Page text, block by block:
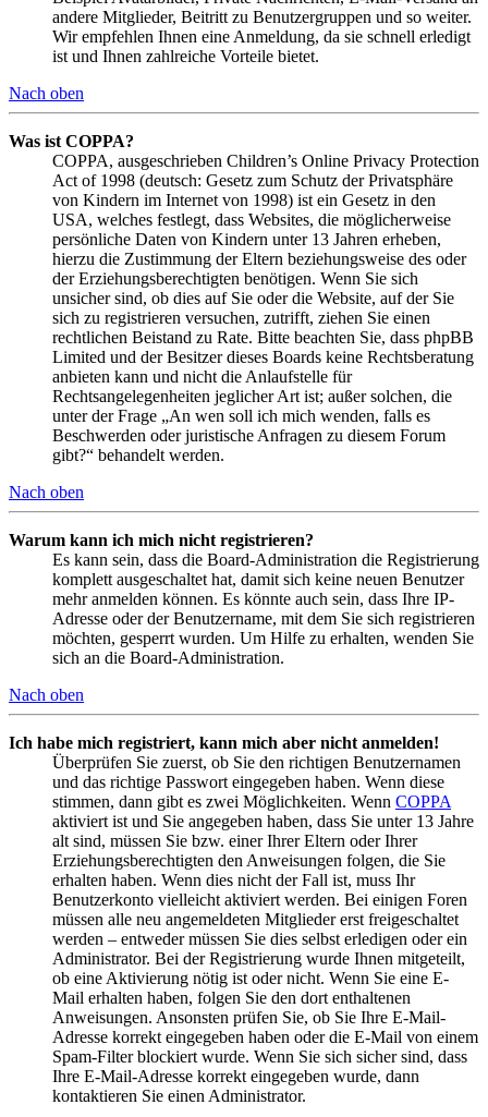
andere Mitglieder, Beitritt zu Benutzergruppen und so weiter.
Wir empfehlen Ihnen eine Anmeldung, da sie schnell erledigt
ist und Ihnen zahlreiche Vorteile bietet.
Nach oben
Was ist COPPA?
COPPA, ausgeschrieben Children’s Online Privacy Protection
Act of 1998 (deutsch: Gesetz zum Schutz der Privatsphäre
von Kindern im Internet von 1998) ist ein Gesetz in den
USA, welches festlegt, dass Websites, die möglicherweise
persönliche Daten von Kindern unter 13 Jahren erheben,
hierzu die Zustimmung der Eltern beziehungsweise des oder
der Erziehungsberechtigten benötigen. Wenn Sie sich
unsicher sind, ob dies auf Sie oder die Website, auf der Sie
sich zu registrieren versuchen, zutrifft, ziehen Sie einen
rechtlichen Beistand zu Rate. Bitte beachten Sie, dass phpBB
Limited und der Besitzer dieses Boards keine Rechtsberatung
anbieten kann und nicht die Anlaufstelle für
Rechtsangelegenheiten jeglicher Art ist; außer solchen, die
unter der Frage „An wen soll ich mich wenden, falls es
Beschwerden oder juristische Anfragen zu diesem Forum
gibt?“ behandelt werden.
Nach oben
Warum kann ich mich nicht registrieren?
Es kann sein, dass die Board-Administration die Registrierung
komplett ausgeschaltet hat, damit sich keine neuen Benutzer
mehr anmelden können. Es könnte auch sein, dass Ihre IP-
Adresse oder der Benutzername, mit dem Sie sich registrieren
möchten, gesperrt wurden. Um Hilfe zu erhalten, wenden Sie
sich an die Board-Administration.
Nach oben
Ich habe mich registriert, kann mich aber nicht anmelden!
Überprüfen Sie zuerst, ob Sie den richtigen Benutzernamen
und das richtige Passwort eingegeben haben. Wenn diese
stimmen, dann gibt es zwei Möglichkeiten. Wenn COPPA
aktiviert ist und Sie angegeben haben, dass Sie unter 13 Jahre
alt sind, müssen Sie bzw. einer Ihrer Eltern oder Ihrer
Erziehungsberechtigten den Anweisungen folgen, die Sie
erhalten haben. Wenn dies nicht der Fall ist, muss Ihr
Benutzerkonto vielleicht aktiviert werden. Bei einigen Foren
müssen alle neu angemeldeten Mitglieder erst freigeschaltet
werden – entweder müssen Sie dies selbst erledigen oder ein
Administrator. Bei der Registrierung wurde Ihnen mitgeteilt,
ob eine Aktivierung nötig ist oder nicht. Wenn Sie eine E-
Mail erhalten haben, folgen Sie den dort enthaltenen
Anweisungen. Ansonsten prüfen Sie, ob Sie Ihre E-Mail-
Adresse korrekt eingegeben haben oder die E-Mail von einem
Spam-Filter blockiert wurde. Wenn Sie sich sicher sind, dass
Ihre E-Mail-Adresse korrekt eingegeben wurde, dann
kontaktieren Sie einen Administrator.